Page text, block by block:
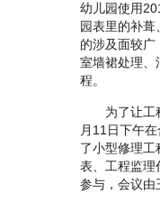
幼儿园使用
园表里的补葺
的涉及面较广
室墙裙处理、
程。
为了让工程
月11日下午
了小型修理工
表、工程监理
参与，会议由